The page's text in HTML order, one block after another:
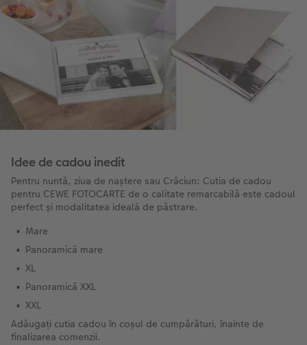
Idee de cadou inedit
Pentru nuntă, ziua de naștere sau Crăciun: Cutia de cadou
pentru CEWE FOTOCARTE de o calitate remarcabilă este cadoul
perfect și modalitatea ideală de păstrare.
Mare
Panoramică mare
XL
Panoramică XXL
XXL
Adăugați cutia cadou în coșul de cumpărături, înainte de
finalizarea comenzii.